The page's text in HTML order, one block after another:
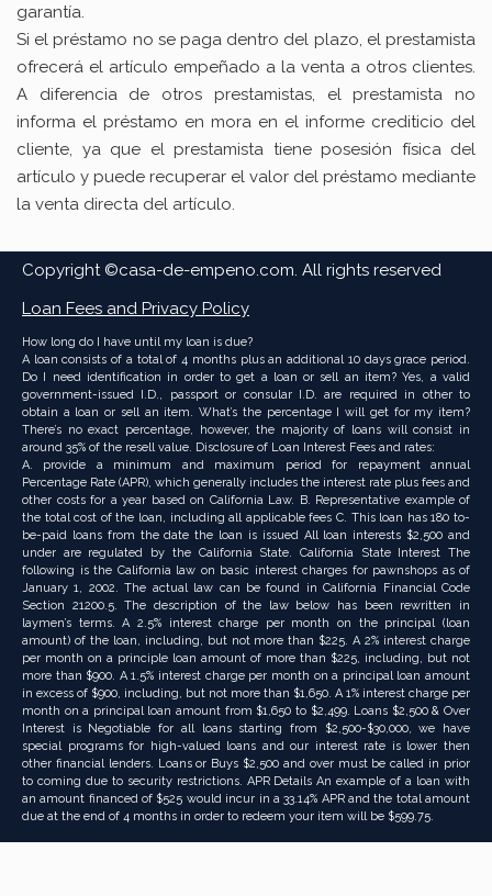
garantía.
Si el préstamo no se paga dentro del plazo, el prestamista
ofrecerá el artículo empeñado a la venta a otros clientes.
A diferencia de otros prestamistas, el prestamista no
informa el préstamo en mora en el informe crediticio del
cliente, ya que el prestamista tiene posesión física del
artículo y puede recuperar el valor del préstamo mediante
la venta directa del artículo.
Copyright ©casa-de-empeno.com. All rights reserved
Loan Fees and Privacy Policy
How long do I have until my loan is due?
A loan consists of a total of 4 months plus an additional 10 days grace period.
Do I need identification in order to get a loan or sell an item? Yes, a valid
government-issued I.D., passport or consular I.D. are required in other to
obtain a loan or sell an item. What’s the percentage I will get for my item?
There’s no exact percentage, however, the majority of loans will consist in
around 35% of the resell value. Disclosure of Loan Interest Fees and rates:
A. provide a minimum and maximum period for repayment annual
Percentage Rate (APR), which generally includes the interest rate plus fees and
other costs for a year based on California Law. B. Representative example of
the total cost of the loan, including all applicable fees C. This loan has 180 to-
be-paid loans from the date the loan is issued All loan interests $2,500 and
under are regulated by the California State. California State Interest The
following is the California law on basic interest charges for pawnshops as of
January 1, 2002. The actual law can be found in California Financial Code
Section 21200.5. The description of the law below has been rewritten in
laymen’s terms. A 2.5% interest charge per month on the principal (loan
amount) of the loan, including, but not more than $225. A 2% interest charge
per month on a principle loan amount of more than $225, including, but not
more than $900. A 1.5% interest charge per month on a principal loan amount
in excess of $900, including, but not more than $1,650. A 1% interest charge per
month on a principal loan amount from $1,650 to $2,499. Loans $2,500 & Over
Interest is Negotiable for all loans starting from $2,500-$30,000, we have
special programs for high-valued loans and our interest rate is lower then
other financial lenders. Loans or Buys $2,500 and over must be called in prior
to coming due to security restrictions. APR Details An example of a loan with
an amount financed of $525 would incur in a 33.14% APR and the total amount
due at the end of 4 months in order to redeem your item will be $599.75.